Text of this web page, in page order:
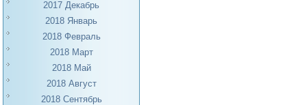
2017 Декабрь
2018 Январь
2018 Февраль
2018 Март
2018 Май
2018 Август
2018 Сентябрь